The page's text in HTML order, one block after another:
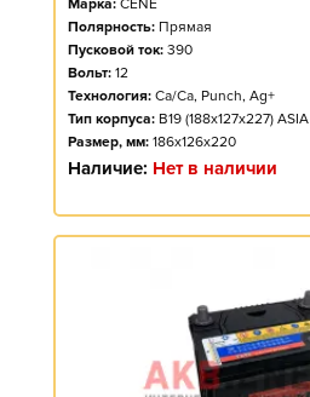
Марка: CENE
Полярность: Прямая
Пусковой ток: 390
Вольт: 12
Технология: Ca/Ca, Punch, Ag+
Тип корпуса: B19 (188x127x227) ASIA
Размер, мм: 186x126x220
Наличие: Нет в наличии